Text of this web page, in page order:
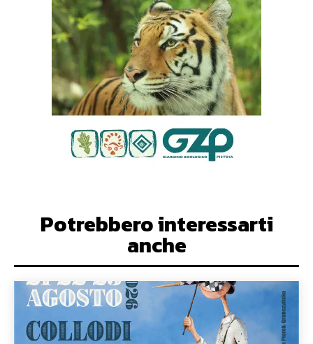
Potrebbero interessarti
anche